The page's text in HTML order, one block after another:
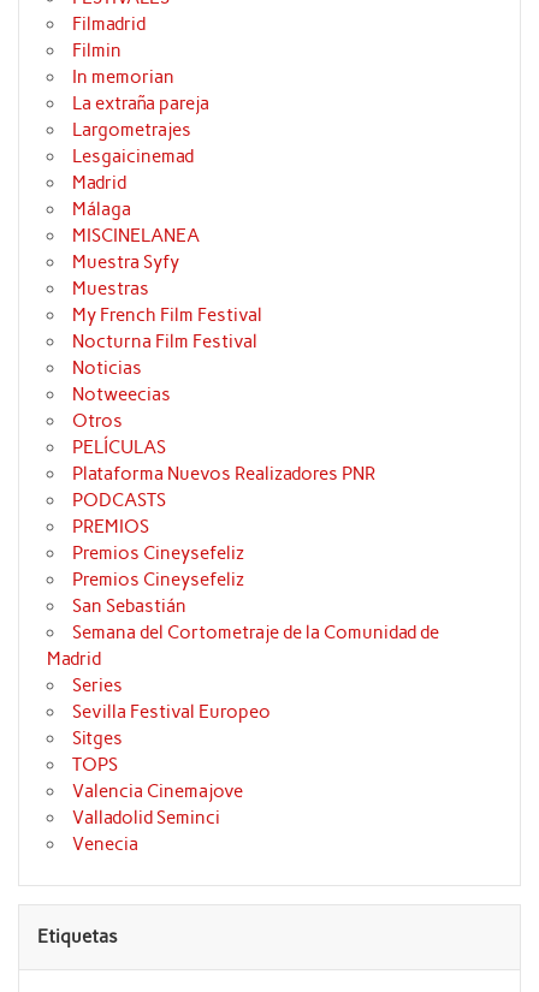
Filmadrid
Filmin
In memorian
La extraña pareja
Largometrajes
Lesgaicinemad
Madrid
Málaga
MISCINELANEA
Muestra Syfy
Muestras
My French Film Festival
Nocturna Film Festival
Noticias
Notweecias
Otros
PELÍCULAS
Plataforma Nuevos Realizadores PNR
PODCASTS
PREMIOS
Premios Cineysefeliz
Premios Cineysefeliz
San Sebastián
Semana del Cortometraje de la Comunidad de
Madrid
Series
Sevilla Festival Europeo
Sitges
TOPS
Valencia Cinemajove
Valladolid Seminci
Venecia
Etiquetas